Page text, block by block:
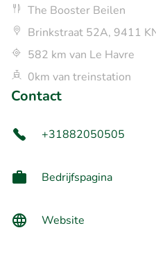
The Booster Beilen
Brinkstraat 52A, 9411
582 km van Le Havre
0km van treinstation
Contact
+31882050505
Bedrijfspagina
Website